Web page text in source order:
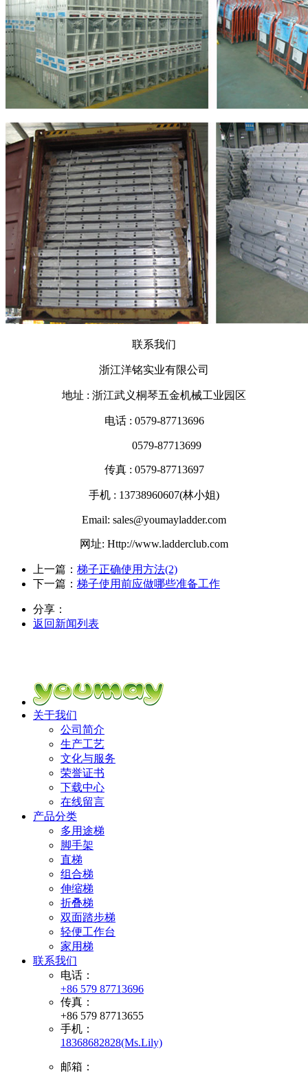
联系我们
浙江洋铭实业有限公司
地址 : 浙江武义桐琴五金机械工业园区
电话 : 0579-87713696
0579-87713699
传真 : 0579-87713697
手机 : 13738960607(林小姐)
Email: sales@youmayladder.com
网址: Http://www.ladderclub.com
上一篇： 梯子正确使用方法(2)
下一篇： 梯子使用前应做哪些准备工作
分享：
返回新闻列表
关于我们
公司简介
生产工艺
文化与服务
荣誉证书
下载中心
在线留言
产品分类
多用途梯
脚手架
直梯
组合梯
伸缩梯
折叠梯
双面踏步梯
轻便工作台
家用梯
联系我们
电话：
+86 579 87713696
传真：
+86 579 87713655
手机：
18368682828(Ms.Lily)
邮箱：